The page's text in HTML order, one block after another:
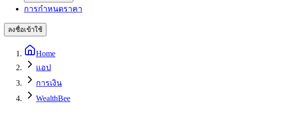
การกำหนดราคา
ลงชื่อเข้าใช้
Home
แอป
การเงิน
WealthBee